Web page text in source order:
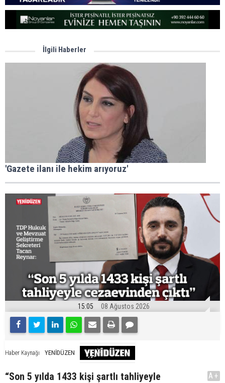
İlgili Haberler
'Gazete ilanı ile hekim arıyoruz'
15:05 08 Ağustos 2026
Haber Kaynağı YENİDÜZEN
“Son 5 yılda 1433 kişi şartlı tahliyeyle
A+